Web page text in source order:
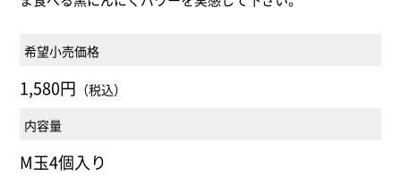
希望小売価格
1,580円 （税込）
内容量
M玉4個入り